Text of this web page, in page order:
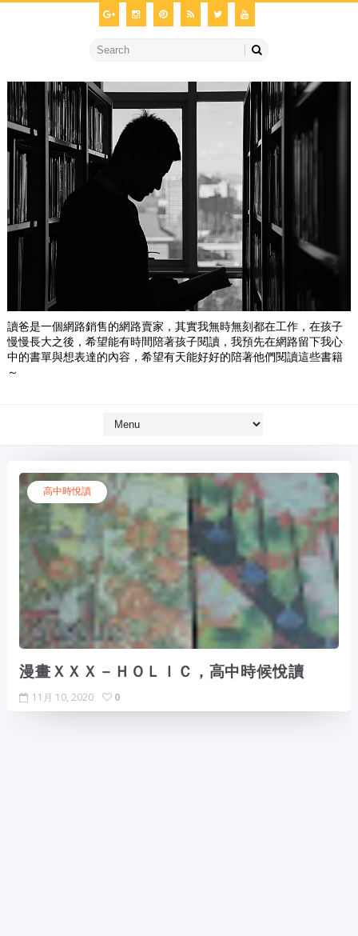
讀爸是一個網路銷售的網路賣家，其實我無時無刻都在工作，在孩子
慢慢長大之後，希望能有時間陪著孩子閱讀，我預先在網路留下我心
中的書單與想表達的內容，希望有天能好好的陪著他們閱讀這些書籍
～
高中時悅讀
漫畫ＸＸＸ－ＨＯＬＩＣ，高中時候悅讀
11月 10, 2020 0